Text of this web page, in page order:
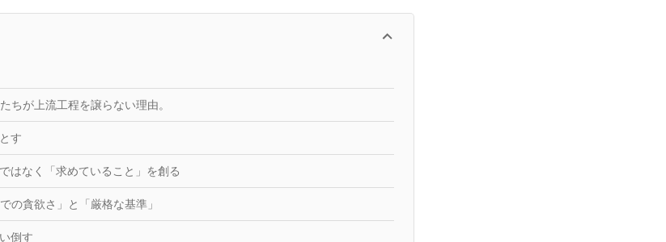
ちが上流工程を譲らない理由。
す
はなく「求めていること」を創る
の貪欲さ」と「厳格な基準」
倒す